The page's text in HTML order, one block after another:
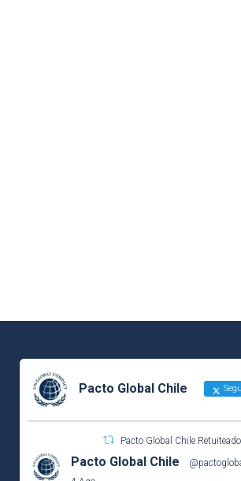
Pacto Global Chile
Pacto Global Chile Retuiteado
Pacto Global Chile